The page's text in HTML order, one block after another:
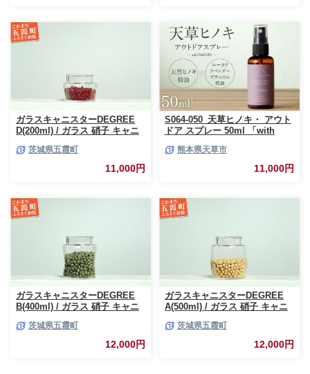
ガラスキャニスターDEGREE
D(200ml) / ガラス 硝子 キャニ
耐熱 一生もの 職人 こだわり
JIDA デザインミュージアムセ
レクション 茨城県 五霞町
茨城県五霞町
11,000円
S064-050_天草ヒノキ・ アウト
ドア スプレー 50ml 「with
熊本県天草市
11,000円
ガラスキャニスターDEGREE
B(400ml) / ガラス 硝子 キャニ
耐熱 一生もの 職人 こだわり
JIDA デザインミュージアムセ
レクション 茨城県 五霞町
茨城県五霞町
12,000円
ガラスキャニスターDEGREE
A(500ml) / ガラス 硝子 キャニ
耐熱 一生もの 職人 こだわり
JIDA デザインミュージアムセ
レクション 茨城県 五霞町
茨城県五霞町
12,000円